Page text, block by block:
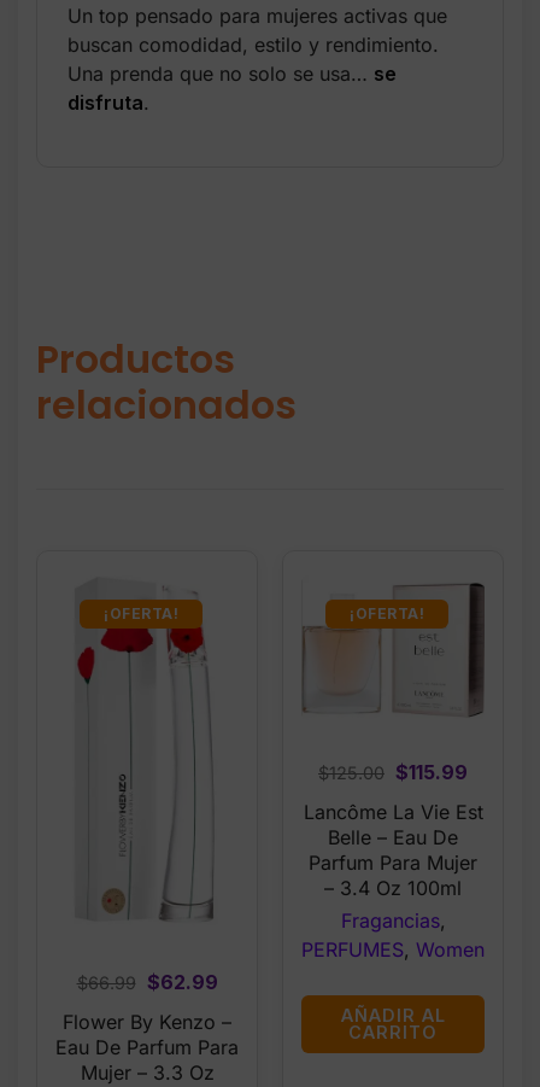
Un top pensado para mujeres activas que
buscan comodidad, estilo y rendimiento.
Una prenda que no solo se usa… se
disfruta.
Productos
relacionados
¡OFERTA!
$66.99
Original
price
was:
$66.99.
$62.99Current
is:
Flower By Kenzo –
Eau De Parfum Para
Mujer – 3.3 Oz
¡OFERTA!
$125.00 Original
price
was:
$125.00.
$115.99
Lancôme La Vie Est
Belle – Eau De
Parfum Para Mujer
– 3.4 Oz 100ml
Fragancias,
PERFUMES, Women
AÑADIR AL
CARRITO